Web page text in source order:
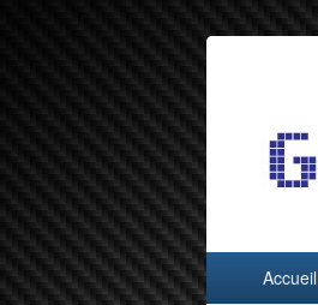
principalAccueil